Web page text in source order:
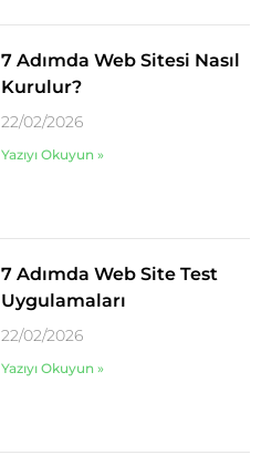
7 Adımda Web Sitesi Nasıl
Kurulur?
22/02/2026
Yazıyı Okuyun »
7 Adımda Web Site Test
Uygulamaları
22/02/2026
Yazıyı Okuyun »